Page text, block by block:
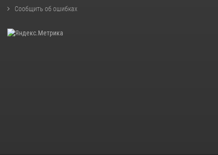
Сообщить об ошибках